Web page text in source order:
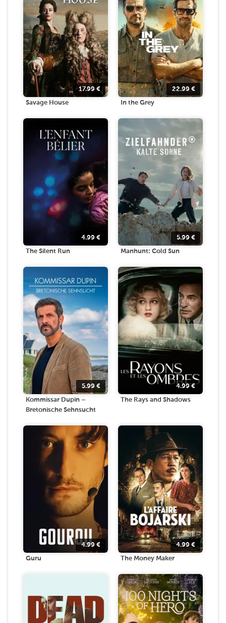
17.99 €
Savage House
22.99 €
In the Grey
4.99 €
The Silent Run
5.99 €
Manhunt: Cold Sun
5.99 €
Kommissar Dupin –
Bretonische Sehnsucht
4.99€
The Rays and Shadows
4.99 €
Guru
4.99 €
The Money Maker